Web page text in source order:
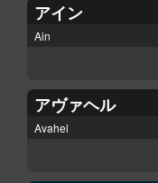
アイン
Ain
アヴァヘル
Avahel